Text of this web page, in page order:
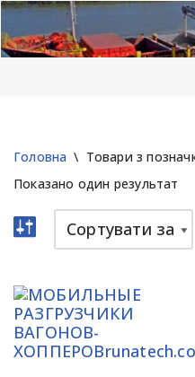
Головна \ Товари з
Показано один результат